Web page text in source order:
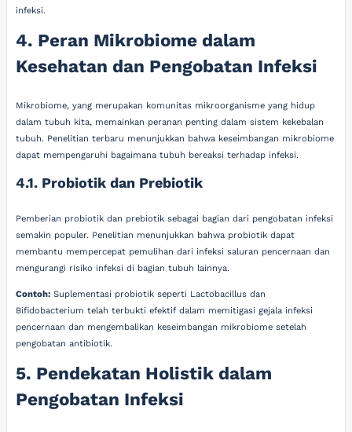
infeksi.
4. Peran Mikrobiome dalam
Kesehatan dan Pengobatan Infeksi
Mikrobiome, yang merupakan komunitas mikroorganisme yang hidup
dalam tubuh kita, memainkan peranan penting dalam sistem kekebalan
tubuh. Penelitian terbaru menunjukkan bahwa keseimbangan mikrobiome
dapat mempengaruhi bagaimana tubuh bereaksi terhadap infeksi.
4.1. Probiotik dan Prebiotik
Pemberian probiotik dan prebiotik sebagai bagian dari pengobatan infeksi
semakin populer. Penelitian menunjukkan bahwa probiotik dapat
membantu mempercepat pemulihan dari infeksi saluran pencernaan dan
mengurangi risiko infeksi di bagian tubuh lainnya.
Contoh: Suplementasi probiotik seperti Lactobacillus dan
Bifidobacterium telah terbukti efektif dalam memitigasi gejala infeksi
pencernaan dan mengembalikan keseimbangan mikrobiome setelah
pengobatan antibiotik.
5. Pendekatan Holistik dalam
Pengobatan Infeksi